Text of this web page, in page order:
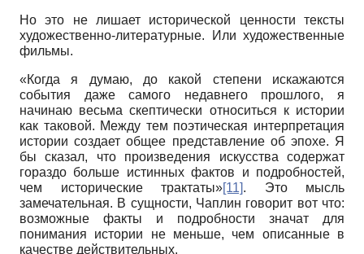
Но это не лишает исторической ценности тексты
художественно-литературные. Или художественные
фильмы.
«Когда я думаю, до какой степени искажаются
события даже самого недавнего прошлого, я
начинаю весьма скептически относиться к истории
как таковой. Между тем поэтическая интерпретация
истории создает общее представление об эпохе. Я
бы сказал, что произведения искусства содержат
гораздо больше истинных фактов и подробностей,
чем исторические трактаты»[11]. Это мысль
замечательная. В сущности, Чаплин говорит вот что:
возможные факты и подробности значат для
понимания истории не меньше, чем описанные в
качестве действительных.